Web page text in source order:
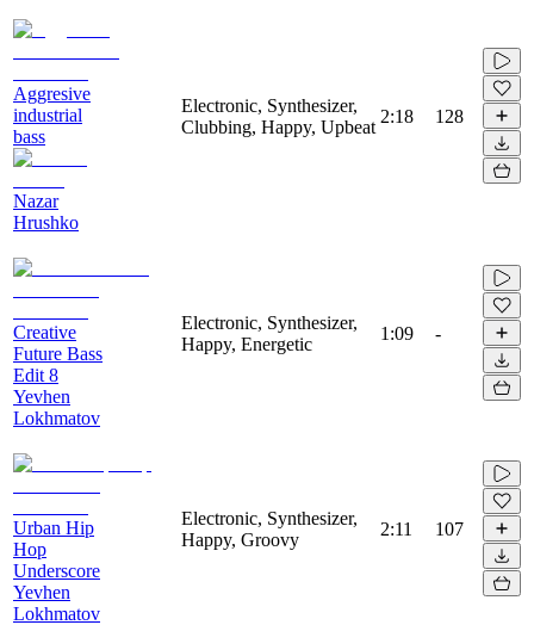
Aggresive
industrial
bass
Nazar
Hrushko
Electronic, Synthesizer,
Clubbing, Happy, Upbeat
2:18 128
Creative
Future Bass
Edit 8
Yevhen
Lokhmatov
Electronic, Synthesizer,
Happy, Energetic
1:09 -
Urban Hip
Hop
Underscore
Yevhen
Lokhmatov
Electronic, Synthesizer,
Happy, Groovy
2:11 107